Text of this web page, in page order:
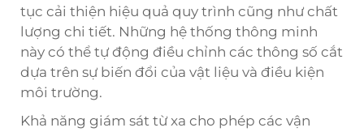
tục cải thiện hiệu quả quy trình cũng như chất
lượng chi tiết. Những hệ thống thông minh
này có thể tự động điều chỉnh các thông số cắt
dựa trên sự biến đổi của vật liệu và điều kiện
môi trường.
Khả năng giám sát từ xa cho phép các vận